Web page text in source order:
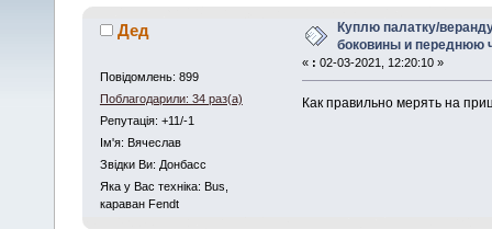
Дед
Повідомлень: 899
Поблагодарили: 34 раз(а)
Репутація: +11/-1
Iм'я: Вячеслав
Звідки Ви: Донбасс
Яка у Вас техніка: Bus,
караван Fendt
Куплю палатку/
боковины и переднюю
« : 02-03-2021, 12:20:10 »
Как правильно мерять на